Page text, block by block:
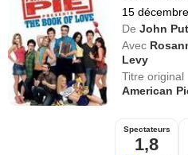
15
De John
Avec
Levy
Titre original
American
Spectateurs
1,8